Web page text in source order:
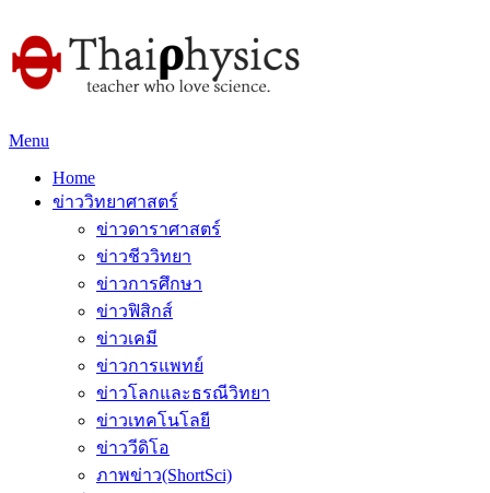
Menu
Home
ข่าววิทยาศาสตร์
ข่าวดาราศาสตร์
ข่าวชีววิทยา
ข่าวการศึกษา
ข่าวฟิสิกส์
ข่าวเคมี
ข่าวการแพทย์
ข่าวโลกและธรณีวิทยา
ข่าวเทคโนโลยี
ข่าววีดิโอ
ภาพข่าว(ShortSci)